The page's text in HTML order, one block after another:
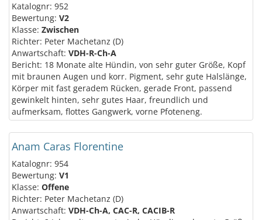
Katalognr: 952
Bewertung: V2
Klasse: Zwischen
Richter: Peter Machetanz (D)
Anwartschaft: VDH-R-Ch-A
Bericht: 18 Monate alte Hündin, von sehr guter Größe, Kopf
mit braunen Augen und korr. Pigment, sehr gute Halslänge,
Körper mit fast geradem Rücken, gerade Front, passend
gewinkelt hinten, sehr gutes Haar, freundlich und
aufmerksam, flottes Gangwerk, vorne Pfoteneng.
Anam Caras Florentine
Katalognr: 954
Bewertung: V1
Klasse: Offene
Richter: Peter Machetanz (D)
Anwartschaft: VDH-Ch-A, CAC-R, CACIB-R